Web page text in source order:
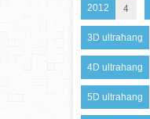
2012 4
3D ultrahang
4D ultrahang
5D ultrahang